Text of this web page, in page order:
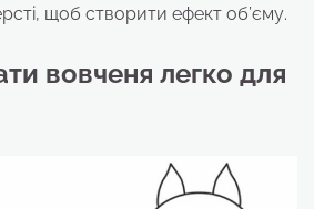
щоб створити ефект об’єму.
вовченя легко для